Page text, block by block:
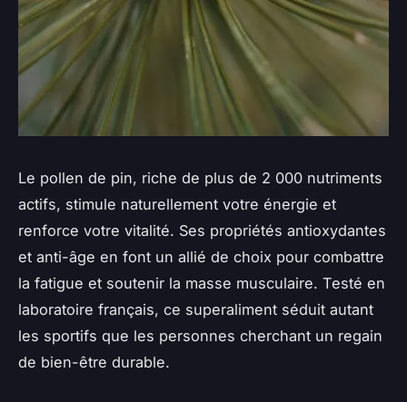
Le pollen de pin, riche de plus de 2 000 nutriments
actifs, stimule naturellement votre énergie et
renforce votre vitalité. Ses propriétés antioxydantes
et anti-âge en font un allié de choix pour combattre
la fatigue et soutenir la masse musculaire. Testé en
laboratoire français, ce superaliment séduit autant
les sportifs que les personnes cherchant un regain
de bien-être durable.